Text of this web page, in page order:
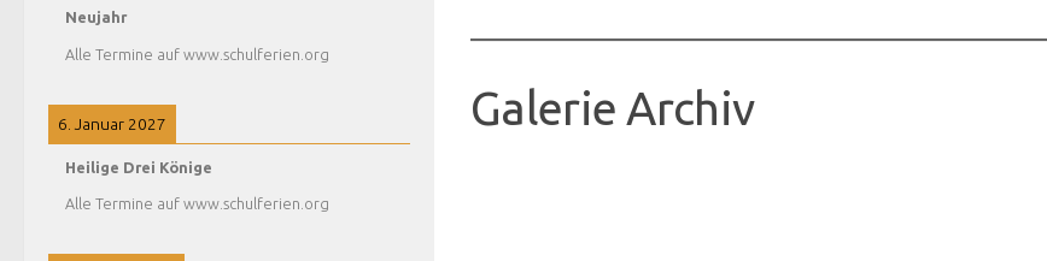
Galerie Archiv
Neujahr
Alle Termine auf www.schulferien.org
6. Januar 2027
Heilige Drei Könige
Alle Termine auf www.schulferien.org